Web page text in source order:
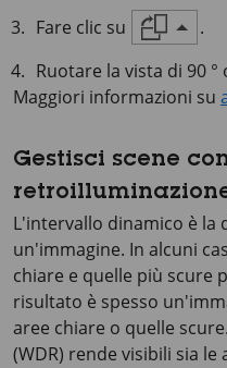
Fare clic su
.
Ruotare la vista di 90 °
Maggiori informazioni su
Gestisci scene
L'intervallo dinamico è la
un'immagine. In alcuni
chiare e quelle più scure
risultato è spesso
aree chiare o quelle
(WDR) rende visibili sia